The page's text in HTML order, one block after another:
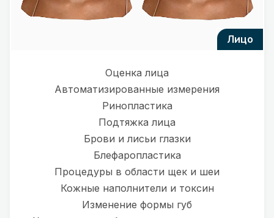
лицо
Оценка лица
Автоматизированные измерения
Ринопластика
Подтяжка лица
Брови и лисьи глазки
Блефаропластика
Процедуры в области щек и шеи
Кожные наполнители и токсин
Изменение формы губ